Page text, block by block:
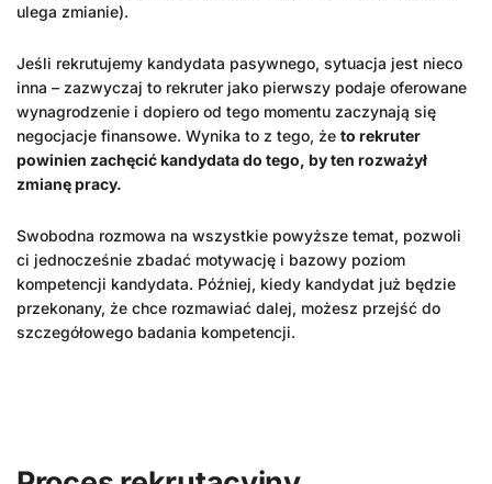
ulega zmianie).
Jeśli rekrutujemy kandydata pasywnego, sytuacja jest nieco
inna – zazwyczaj to rekruter jako pierwszy podaje oferowane
wynagrodzenie i dopiero od tego momentu zaczynają się
negocjacje finansowe. Wynika to z tego, że to rekruter
powinien zachęcić kandydata do tego, by ten rozważył
zmianę pracy.
Swobodna rozmowa na wszystkie powyższe temat, pozwoli
ci jednocześnie zbadać motywację i bazowy poziom
kompetencji kandydata. Później, kiedy kandydat już będzie
przekonany, że chce rozmawiać dalej, możesz przejść do
szczegółowego badania kompetencji.